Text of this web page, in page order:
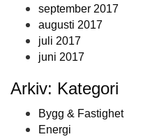
september 2017
augusti 2017
juli 2017
juni 2017
Arkiv: Kategori
Bygg & Fastighet
Energi